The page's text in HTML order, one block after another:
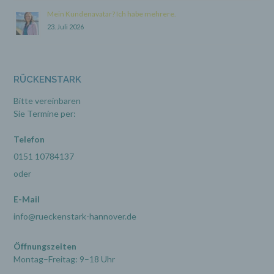
Mein Kundenavatar? Ich habe mehrere.
23. Juli 2026
RÜCKENSTARK
Bitte vereinbaren
Sie Termine per:
Telefon
0151 10784137
oder
E-Mail
info@rueckenstark-hannover.de
Öffnungszeiten
Montag–Freitag: 9–18 Uhr
andere Stelle, die personenbezogene Daten im
Empfänger ist eine natürliche oder juristische
Untersuchungsauftrags nach dem Unionsrecht
erhalten, gelten jedoch nicht als Empfänger.